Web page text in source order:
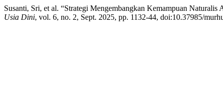
Susanti, Sri, et al. “Strategi Mengembangkan Kemampuan
Usia Dini, vol. 6, no. 2, Sept. 2025, pp. 1132-44, doi:10.37985/